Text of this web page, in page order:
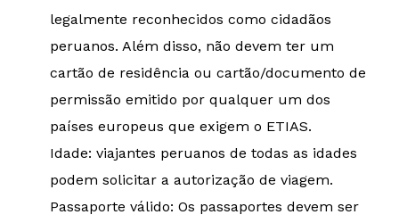
legalmente reconhecidos como cidadãos
peruanos. Além disso, não devem ter um
cartão de residência ou cartão/documento de
permissão emitido por qualquer um dos
países europeus que exigem o ETIAS.
Idade: viajantes peruanos de todas as idades
podem solicitar a autorização de viagem.
Passaporte válido: Os passaportes devem ser